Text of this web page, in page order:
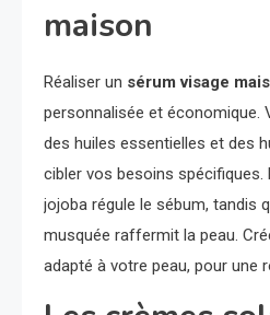
maison
Réaliser un sérum visage
personnalisée et économique.
des huiles essentielles et des
cibler vos besoins spécifiques.
jojoba régule le sébum, tandis
musquée raffermit la peau.
adapté à votre peau, pour une